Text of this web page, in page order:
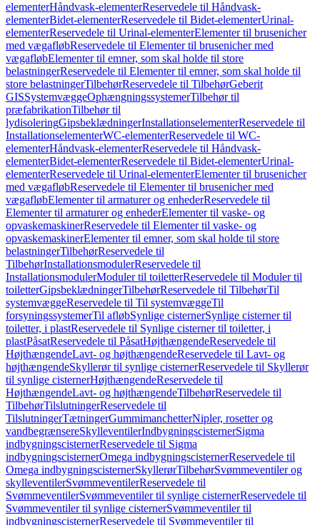
elementerHåndvask-elementerReservedele til Håndvask-
elementerBidet-elementerReservedele til Bidet-elementerUrinal-
elementerReservedele til Urinal-elementerElementer til brusenicher
med vægafløbReservedele til Elementer til brusenicher med
vægafløbElementer til emner, som skal holde til store
belastningerReservedele til Elementer til emner, som skal holde til
store belastningerTilbehørReservedele til TilbehørGeberit
GISSystemvæggeOphængningssystemerTilbehør til
præfabrikationTilbehør til
lydisoleringGipsbeklædningerInstallationselementerReservedele til
InstallationselementerWC-elementerReservedele til WC-
elementerHåndvask-elementerReservedele til Håndvask-
elementerBidet-elementerReservedele til Bidet-elementerUrinal-
elementerReservedele til Urinal-elementerElementer til brusenicher
med vægafløbReservedele til Elementer til brusenicher med
vægafløbElementer til armaturer og enhederReservedele til
Elementer til armaturer og enhederElementer til vaske- og
opvaskemaskinerReservedele til Elementer til vaske- og
opvaskemaskinerElementer til emner, som skal holde til store
belastningerTilbehørReservedele til
TilbehørInstallationsmodulerReservedele til
InstallationsmodulerModuler til toiletterReservedele til Moduler til
toiletterGipsbeklædningerTilbehørReservedele til TilbehørTil
systemvæggeReservedele til Til systemvæggeTil
forsyningssystemerTil afløbSynlige cisternerSynlige cisterner til
toiletter, i plastReservedele til Synlige cisterner til toiletter, i
plastPåsatReservedele til PåsatHøjthængendeReservedele til
HøjthængendeLavt- og højthængendeReservedele til Lavt- og
højthængendeSkyllerør til synlige cisternerReservedele til Skyllerør
til synlige cisternerHøjthængendeReservedele til
HøjthængendeLavt- og højthængendeTilbehørReservedele til
TilbehørTilslutningerReservedele til
TilslutningerTætningerGummimanchetterNipler, rosetter og
vandbegrænsereSkylleventilerIndbygningscisternerSigma
indbygningscisternerReservedele til Sigma
indbygningscisternerOmega indbygningscisternerReservedele til
Omega indbygningscisternerSkyllerørTilbehørSvømmeventiler og
skylleventilerSvømmeventilerReservedele til
SvømmeventilerSvømmeventiler til synlige cisternerReservedele til
Svømmeventiler til synlige cisternerSvømmeventiler til
indbygningscisternerReservedele til Svømmeventiler til